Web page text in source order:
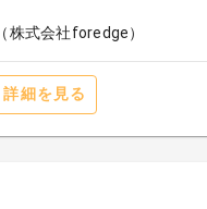
株式会社foredge）
詳細を見る